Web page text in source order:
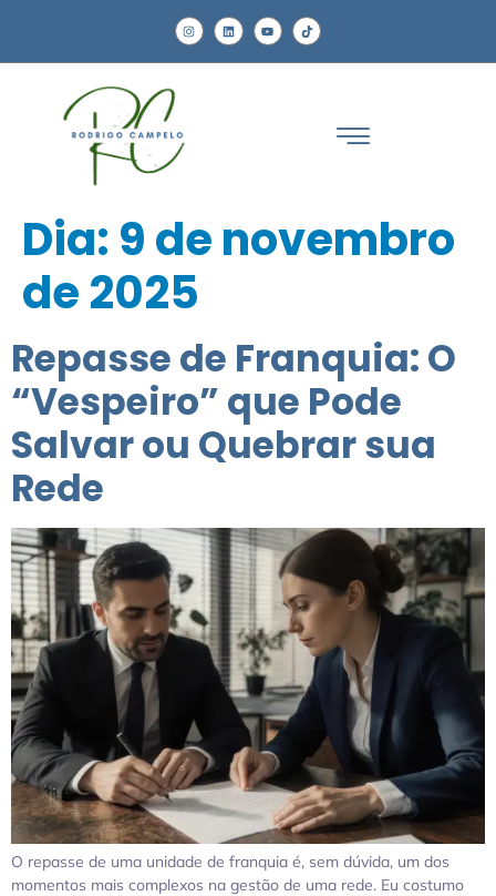
Dia: 9 de novembro
de 2025
Repasse de Franquia: O
“Vespeiro” que Pode
Salvar ou Quebrar sua
Rede
O repasse de uma unidade de franquia é, sem dúvida, um dos
momentos mais complexos na gestão de uma rede. Eu costumo